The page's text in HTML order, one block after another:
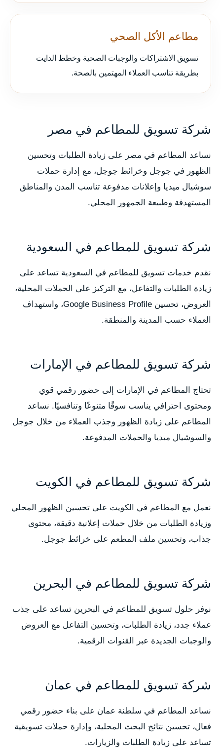
مطاعم الأكل الصحي
تسويق الاشتراكات والوجبات الصحية وخطط الدايت
بطريقة تناسب العملاء المهتمين بالصحة.
شركة تسويق للمطاعم في مصر
نساعد المطاعم في مصر على زيادة الطلبات وتحسين
الظهور في جوجل وخرائط جوجل، مع إدارة حملات
سوشيال ميديا وإعلانات مدفوعة تناسب المدن والمناطق
المستهدفة وطبيعة الجمهور المحلي.
شركة تسويق للمطاعم في السعودية
نقدم خدمات تسويق للمطاعم في السعودية تساعد على
زيادة الطلبات والتفاعل، مع التركيز على الحملات المحلية،
العروض، تحسين Google Business Profile، واستهداف
العملاء حسب المدينة والمنطقة.
شركة تسويق للمطاعم في الإمارات
تحتاج المطاعم في الإمارات إلى حضور رقمي قوي
ومحتوى احترافي يناسب سوقًا متنوعًا وتنافسيًا. نساعد
المطاعم على زيادة الظهور وجذب العملاء من خلال جوجل
والسوشيال ميديا والحملات المدفوعة.
شركة تسويق للمطاعم في الكويت
نعمل مع المطاعم في الكويت على تحسين الظهور المحلي
وزيادة الطلبات من خلال حملات إعلانية دقيقة، محتوى
جذاب، وتحسين ملف المطعم على خرائط جوجل.
شركة تسويق للمطاعم في البحرين
نوفر حلول تسويق للمطاعم في البحرين تساعد على جذب
عملاء جدد، زيادة الطلبات، وتحسين التفاعل مع العروض
والوجبات الجديدة عبر القنوات الرقمية.
شركة تسويق للمطاعم في عمان
نساعد المطاعم في سلطنة عمان على بناء حضور رقمي
فعال، تحسين نتائج البحث المحلية، وإدارة حملات تسويقية
تساعد على زيادة الطلبات والزيارات.